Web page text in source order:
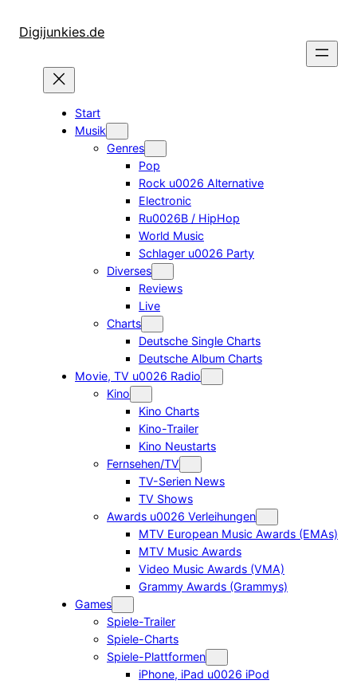
InhaltDigijunkies.de
Start
Musik
Genres
Pop
Rock u0026 Alternative
Electronic
Ru0026B / HipHop
World Music
Schlager u0026 Party
Diverses
Reviews
Live
Charts
Deutsche Single Charts
Deutsche Album Charts
Movie, TV u0026 Radio
Kino
Kino Charts
Kino-Trailer
Kino Neustarts
Fernsehen/TV
TV-Serien News
TV Shows
Awards u0026 Verleihungen
MTV European Music Awards (EMAs)
MTV Music Awards
Video Music Awards (VMA)
Grammy Awards (Grammys)
Games
Spiele-Trailer
Spiele-Charts
Spiele-Plattformen
iPhone, iPad u0026 iPod